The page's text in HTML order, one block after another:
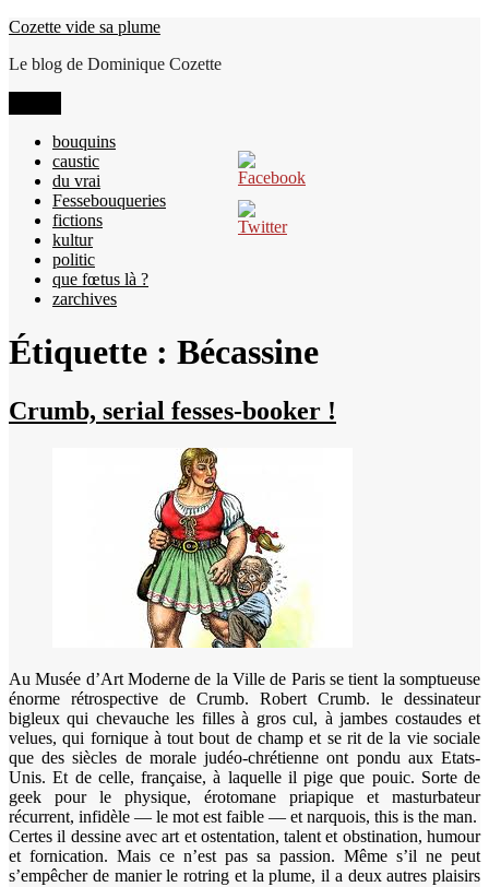
Aller
contenu
Cozette vide sa plume
Le blog de Dominique Cozette
bouquins
caustic
du vrai
Fessebouqueries
fictions
kultur
politic
que fœtus là ?
zarchives
Étiquette : Bécassine
Crumb, serial fesses-booker !
Au Musée d’Art Moderne de la Ville de Paris se tient la somptueuse
énorme rétrospective de Crumb. Robert Crumb. le dessinateur
bigleux qui chevauche les filles à gros cul, à jambes costaudes et
velues, qui fornique à tout bout de champ et se rit de la vie sociale
que des siècles de morale judéo-chrétienne ont pondu aux Etats-
Unis. Et de celle, française, à laquelle il pige que pouic. Sorte de
geek pour le physique, érotomane priapique et masturbateur
récurrent, infidèle — le mot est faible — et narquois, this is the man.
Certes il dessine avec art et ostentation, talent et obstination, humour
et fornication. Mais ce n’est pas sa passion. Même s’il ne peut
s’empêcher de manier le rotring et la plume, il a deux autres plaisirs